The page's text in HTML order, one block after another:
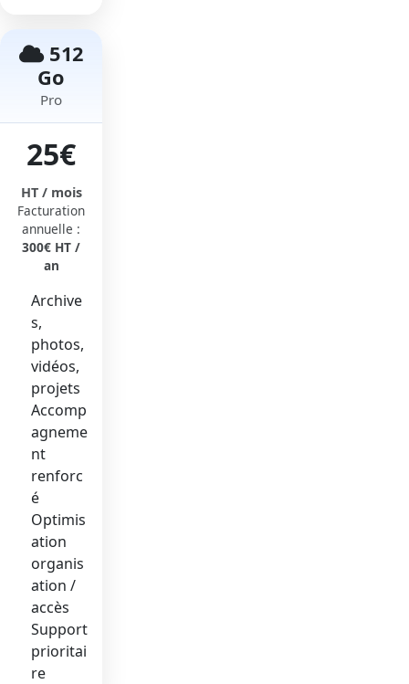
512
Go
Pro
25€
HT / mois
Facturation
annuelle :
300€ HT /
an
Archive
s,
photos,
vidéos,
projets
Accomp
agneme
nt
renforc
é
Optimis
ation
organis
ation /
accès
Support
prioritai
re